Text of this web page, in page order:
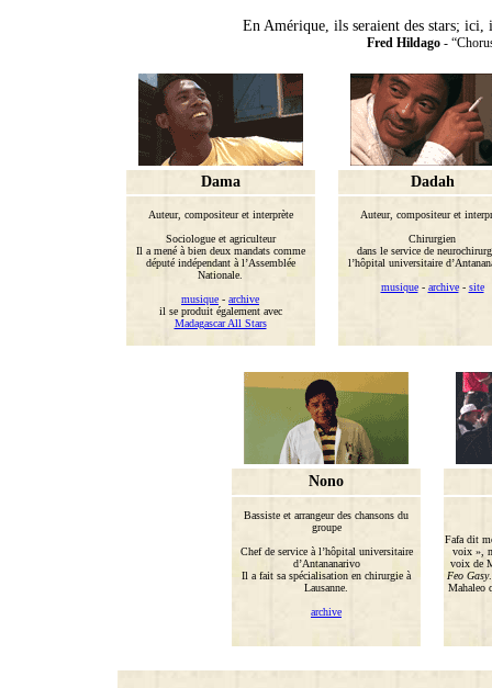
En Amérique, ils seraient des stars; ici,
Fred Hildago -
Dama Dadah
Auteur, compositeur et interprète
Sociologue et agriculteur
Il a mené à bien deux mandats comme
député indépendant à l’Assemblée
Nationale.
musique - archive
il se produit également avec
Madagascar All Stars
Auteur, compositeur et
Chirurgien
dans le service de
l’hôpital universitaire
musique- archive- site
Nono
Bassiste et arrangeur des chansons du
groupe
Chef de service à l’hôpital universitaire
d’Antananarivo
Il a fait sa spécialisation en chirurgie à
Lausanne.
archive
Fafa dit
voix »,
voix de
Feo Gasy
Mahaleo